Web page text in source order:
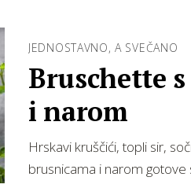
JEDNOSTAVNO, A SVEČANO
Bruschette
i narom
Hrskavi kruščići, topli sir,
brusnicama i narom gotove